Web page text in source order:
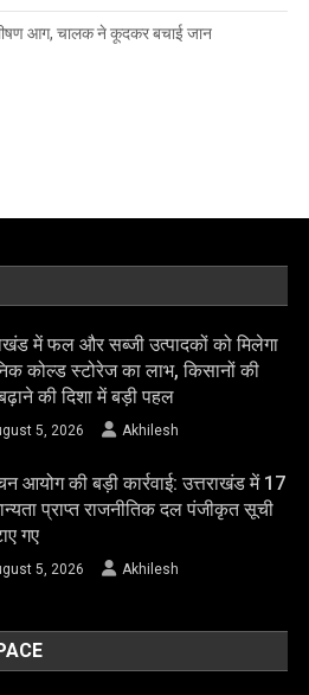
आग, चालक ने कूदकर बचाई जान
में फल और सब्जी उत्पादकों को मिलेगा
कोल्ड स्टोरेज का लाभ, किसानों की
की दिशा में बड़ी पहल
5, 2026 Akhilesh
आयोग की बड़ी कार्रवाई: उत्तराखंड में 17
प्राप्त राजनीतिक दल पंजीकृत सूची
गए
5, 2026 Akhilesh